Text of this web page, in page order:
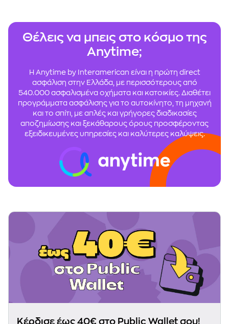
Θέλεις να μπεις στο κόσμο της
Anytime;
Η Anytime by Interamerican είναι η πρώτη direct
ασφάλιση στην Ελλάδα, με περισσότερους από
540.000 ασφαλισμένα οχήματα και κατοικίες. Διαθέτει
προγράμματα ασφάλισης για το αυτοκίνητο, τη μηχανή
και το σπίτι, με απλές και γρήγορες διαδικασίες
αποζημίωσης και ξεκάθαρους όρους προσφέροντας
εξειδικευμένες υπηρεσίες και καλύτερες καλύψεις.
Κέρδισε έως 40€ στο Public Wallet σου!